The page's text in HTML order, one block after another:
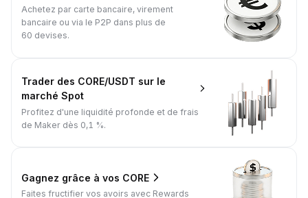
Achetez par carte bancaire, virement
bancaire ou via le P2P dans plus de
60 devises.
Trader des CORE/USDT sur le
marché Spot
Profitez d'une liquidité profonde et de frais
de Maker dès 0,1 %.
Gagnez grâce à vos CORE
Faites fructifier vos avoirs avec Rewards